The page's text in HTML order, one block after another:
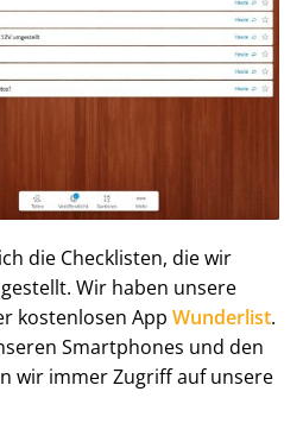
die Checklisten, die wir
Wir haben unsere
kostenlosen App Wunderlist.
Smartphones und den
wir immer Zugriff auf unsere